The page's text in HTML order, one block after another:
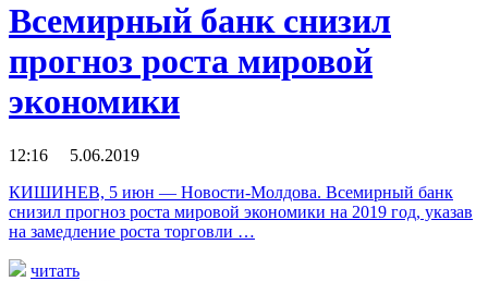
Всемирный банк снизил
прогноз роста мировой
экономики
12:16 5.06.2019
КИШИНЕВ, 5 июн — Новости-Молдова. Всемирный банк
снизил прогноз роста мировой экономики на 2019 год, указав
на замедление роста торговли …
читать